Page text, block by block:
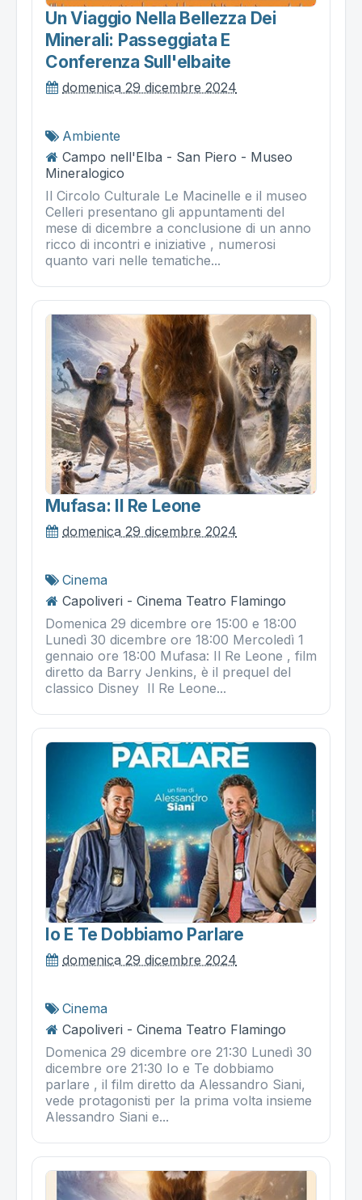
Un Viaggio Nella Bellezza Dei
Minerali: Passeggiata E
Conferenza Sull'elbaite
domenica 29 dicembre 2024
Ambiente
Campo nell'Elba - San Piero - Museo
Mineralogico
Il Circolo Culturale Le Macinelle e il museo
Celleri presentano gli appuntamenti del
mese di dicembre a conclusione di un anno
ricco di incontri e iniziative , numerosi
quanto vari nelle tematiche...
Mufasa: Il Re Leone
domenica 29 dicembre 2024
Cinema
Capoliveri - Cinema Teatro Flamingo
Domenica 29 dicembre ore 15:00 e 18:00
Lunedì 30 dicembre ore 18:00 Mercoledì 1
gennaio ore 18:00 Mufasa: Il Re Leone , film
diretto da Barry Jenkins, è il prequel del
classico Disney Il Re Leone...
Io E Te Dobbiamo Parlare
domenica 29 dicembre 2024
Cinema
Capoliveri - Cinema Teatro Flamingo
Domenica 29 dicembre ore 21:30 Lunedì 30
dicembre ore 21:30 Io e Te dobbiamo
parlare , il film diretto da Alessandro Siani,
vede protagonisti per la prima volta insieme
Alessandro Siani e...